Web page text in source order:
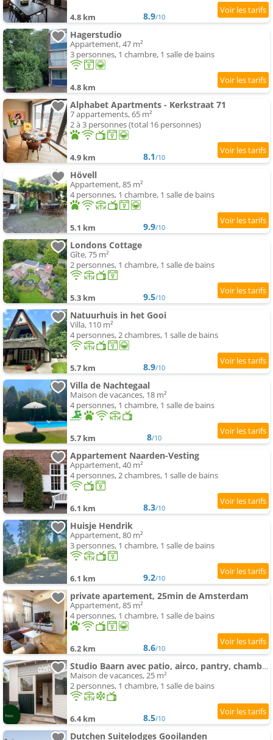
4.8 km 8.9/10
Hagerstudio
Appartement, 47 m²
3 personnes, 1 chambre, 1 salle de bains
4.8 km
Alphabet Apartments - Kerkstraat 71
7 appartements, 65 m²
2 à 3 personnes (total 16 personnes)
4.9 km 8.1/10
Hövell
Appartement, 85 m²
4 personnes, 1 chambre, 1 salle de bains
5.1 km 9.9/10
Londons Cottage
Gîte, 75 m²
2 personnes, 1 chambre, 1 salle de bains
5.3 km 9.5/10
Natuurhuis in het Gooi
Villa, 110 m²
4 personnes, 2 chambres, 1 salle de bains
5.7 km 8.9/10
Villa de Nachtegaal
Maison de vacances, 18 m²
4 personnes, 1 chambre, 1 salle de bains
5.7 km 8/10
Appartement Naarden-Vesting
Appartement, 40 m²
4 personnes, 2 chambres, 1 salle de bains
6.1 km 8.3/10
Huisje Hendrik
Appartement, 80 m²
3 personnes, 1 chambre, 1 salle de bains
6.1 km 9.2/10
private apartement, 25min de Amsterdam
Appartement, 85 m²
4 personnes, 1 chambre, 1 salle de bains
6.2 km 8.6/10
Studio Baarn avec patio, airco, pantry, chambre , bathroom, privacy - Amsterdam, Utrecht
Maison de vacances, 25 m²
2 personnes, 1 chambre, 1 salle de bains
6.4 km 8.5/10
Dutchen Suitelodges Gooilanden